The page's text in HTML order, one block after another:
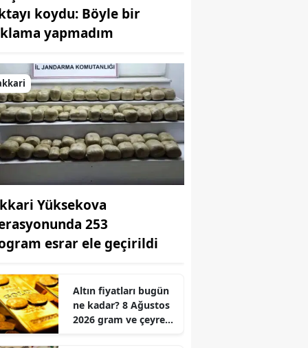
Bilecik
Bitlis
Bolu
Burdur
Bursa
Çanakkale
Çankırı
Çorum
Diyarbakır
Edirne
koydu: Böyle bir
yapmadım
Yüksekova
253
esrar ele geçirildi
Altın fiyatları bugün
ne kadar? 8 Ağustos
2026 gram ve çeyrek